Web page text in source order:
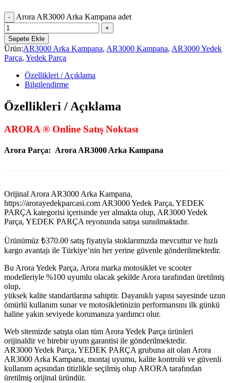
Arora AR3000 Arka Kampana adet
Sepete Ekle
Ürün:AR3000 Arka Kampana, AR3000 Kampana, AR3000 Yedek
Parça, Yedek Parça
Özellikleri / Açıklama
Bilgilendirme
Özellikleri / Açıklama
ARORA ® Online Satış Noktası
Arora Parça: Arora AR3000 Arka Kampana
Orijinal Arora AR3000 Arka Kampana,
https://arorayedekparcasi.com AR3000 Yedek Parça, YEDEK
PARÇA kategorisi içerisinde yer almakta olup, AR3000 Yedek
Parça, YEDEK PARÇA reyonunda satışa sunulmaktadır.
Ürünümüz ₺370.00 satış fiyatıyla stoklarımızda mevcuttur ve hızlı
kargo avantajı ile Türkiye’nin her yerine güvenle gönderilmektedir.
Bu Arora Yedek Parça, Arora marka motosiklet ve scooter
modelleriyle %100 uyumlu olacak şekilde Arora tarafından üretilmiş
olup,
yüksek kalite standartlarına sahiptir. Dayanıklı yapısı sayesinde uzun
ömürlü kullanım sunar ve motosikletinizin performansını ilk günkü
haline yakın seviyede korumanıza yardımcı olur.
Web sitemizde satışta olan tüm Arora Yedek Parça ürünleri
orijinaldir ve birebir uyum garantisi ile gönderilmektedir.
AR3000 Yedek Parça, YEDEK PARÇA grubuna ait olan Arora
AR3000 Arka Kampana, montaj uyumu, kalite kontrolü ve güvenli
kullanım açısından titizlikle seçilmiş olup ARORA tarafından
üretilmiş orijinal üründür.